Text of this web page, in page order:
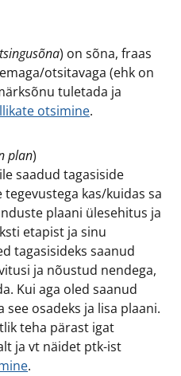
) on sõna, fraas
otsitavaga (ehk on
tuletada ja
otsimine.
plan)
saadud tagasiside
kas/kuidas sa
plaani ülesehitus ja
etapist ja sinu
tagasisideks saanud
ja nõustud nendega,
Kui aga oled saanud
osadeks ja lisa plaani.
teha pärast igat
ja vt näidet ptk-ist
.